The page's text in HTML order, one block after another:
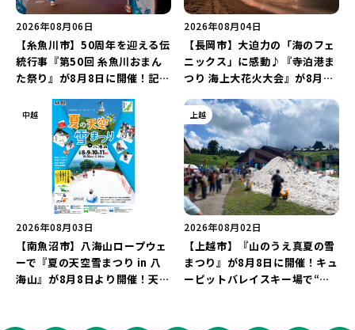
2026年08月06日
【糸魚川市】50周年を迎える伝
統行事『第50回 糸魚川おまん
た祭り』が8月8日に開催！記念
を楽しもう♪
2026年08月04日
【長岡市】大迫力の「海のフェ
ニックス」に感動♪『寺泊港ま
つり 海上大花火大会』が8月7
5,000発の花火”を楽しもう♪
中越
2026年08月03日
【南魚沼市】八海山ロープウェ
ーで『夏の天空雪まつり in 八
海山』が8月8日より開催！天然
上越
2026年08月02日
【上越市】『山のうえ真夏の雪
まつり』が8月8日に開催！キュ
ーピットバレイスキー場で“真